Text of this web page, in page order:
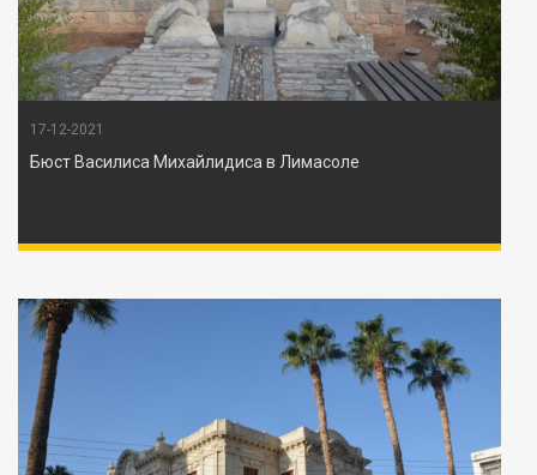
17-12-2021
Бюст Василиса Михайлидиса в Лимасоле